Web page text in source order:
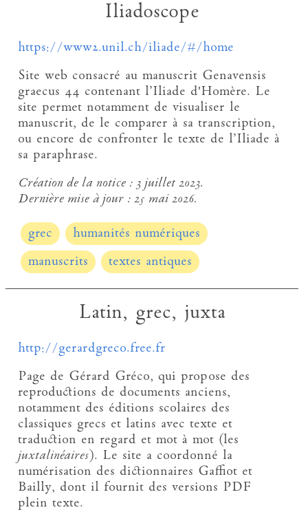
Iliadoscope
https://www2.unil.ch/iliade/#/home
Site web consacré au manuscrit Genavensis
graecus 44 contenant l’Iliade d'Homère. Le
site permet notamment de visualiser le
manuscrit, de le comparer à sa transcription,
ou encore de confronter le texte de l’Iliade à
sa paraphrase.
Création de la notice : 3 juillet 2023.
Dernière mise à jour :25 mai 2026.
grec
humanités numériques
manuscrits
textes antiques
Latin, grec, juxta
http://gerardgreco.free.fr
Page de Gérard Gréco, qui propose des
reproductions de documents anciens,
notamment des éditions scolaires des
classiques grecs et latins avec texte et
traduction en regard et mot à mot (les
juxtalinéaires). Le site a coordonné la
numérisation des dictionnaires Gaffiot et
Bailly, dont il fournit des versions PDF
plein texte.